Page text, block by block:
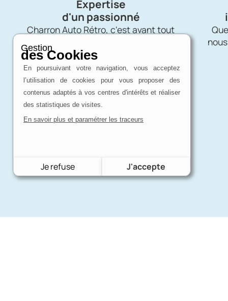
Expertise
d'un passionné
Charron Auto Rétro, c'est avant tout
Gestion
des Cookies
En poursuivant votre navigation, vous acceptez
l’utilisation de cookies pour vous proposer des
contenus adaptés à vos centres d'intérêts et réaliser
des statistiques de visites.
En savoir plus et paramétrer les traceurs
Je refuse J'accepte